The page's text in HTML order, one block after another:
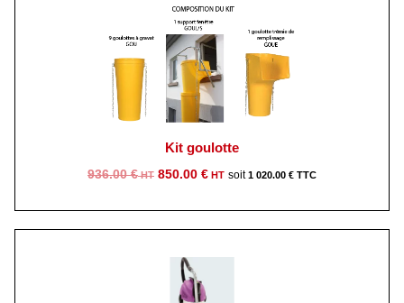
Kit goulotte
936.00€
Le
936.00 €.
850.00 €
Le
850.00 €.
1 020.00 €